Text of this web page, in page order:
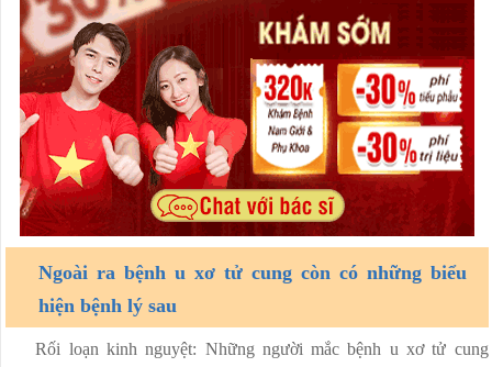
Ngoài r​a bệnh u xơ tử cung còn có những biểu
hiện bệnh lý sau
Rối loạn kinh nguyệt: Những người mắc bệnh u xơ tử cung